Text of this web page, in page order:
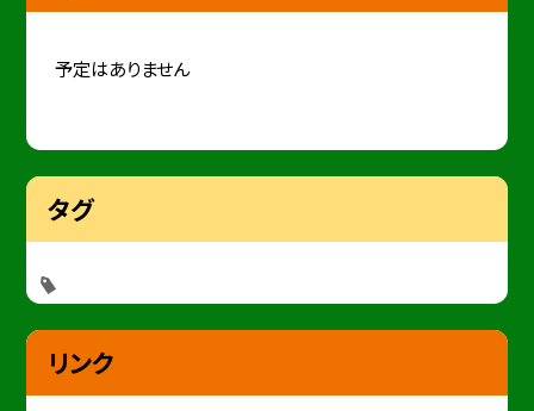
予定はありません
タグ
リンク